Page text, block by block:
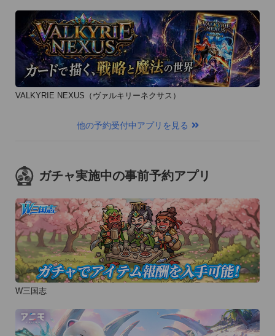
1.端末の下部にあるホームボタンを素早く2回押す
2.下部に出てきたアプリアイコンをタッチしたまま押し続ける
3.各アプリの左上に出てきた-(マイナス)ボタンを押して、起動
中の全てのアプリを終了させる
何らかの不具合や環境によって、起動時にアプリが落ちてしま
VALKYRIE NEXUS（ヴァルキリーネクサス）
他の予約受付中アプリを見る
ガチャ実施中の事前予約アプリ
W三国志